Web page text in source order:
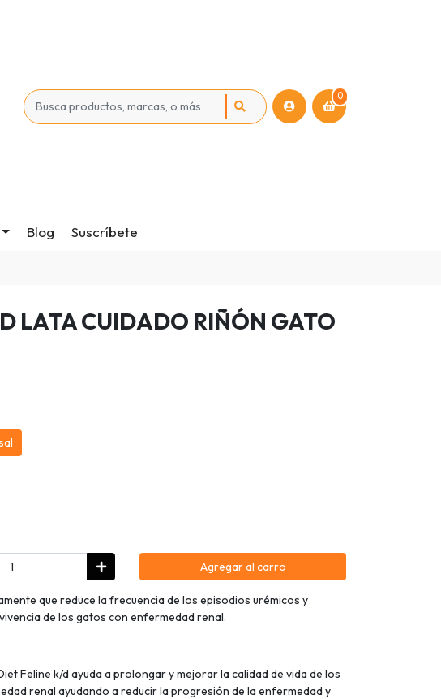
0
Blog Suscríbete
LATA CUIDADO RIÑÓN GATO
Agregar al carro
que reduce la frecuencia de los episodios urémicos y
de los gatos con enfermedad renal.
Feline k/d ayuda a prolongar y mejorar la calidad de vida de los
renal ayudando a reducir la progresión de la enfermedad y